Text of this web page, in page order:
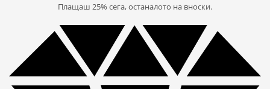
Плащаш 25% сега, останалото на вноски.